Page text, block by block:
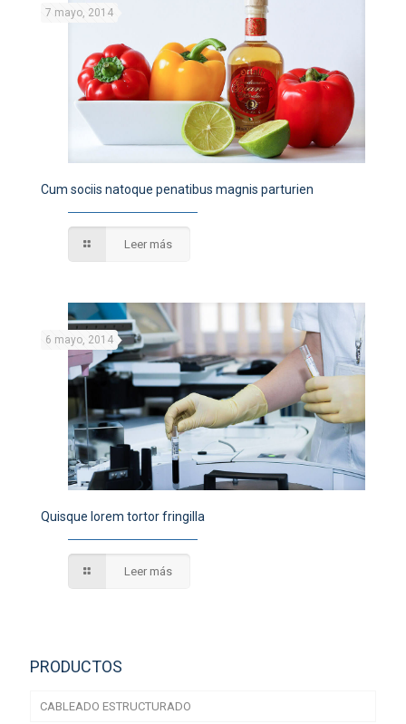
7 mayo, 2014
Cum sociis natoque penatibus magnis parturien
Leer más
6 mayo, 2014
Quisque lorem tortor fringilla
Leer más
PRODUCTOS
CABLEADO ESTRUCTURADO